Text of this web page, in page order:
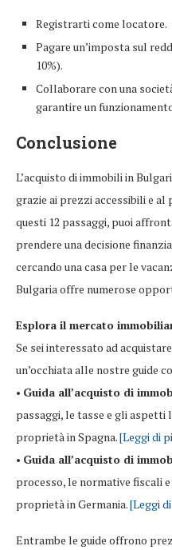
Registrarti come locatore.
Pagare un’imposta sul
10%).
Collaborare con una
garantire un
Conclusione
L’acquisto di immobili in
grazie ai prezzi accessibili e al
questi 12 passaggi, puoi
prendere una decisione
cercando una casa per le
Bulgaria offre numerose
Esplora il mercato
Se sei interessato ad
un’occhiata alle nostre guide
• Guida all’acquisto di
passaggi, le tasse e gli aspetti
proprietà in Spagna.[Leggi di
• Guida all’acquisto di
processo, le normative fiscali
proprietà in Germania.[Leggi
Entrambe le guide offrono